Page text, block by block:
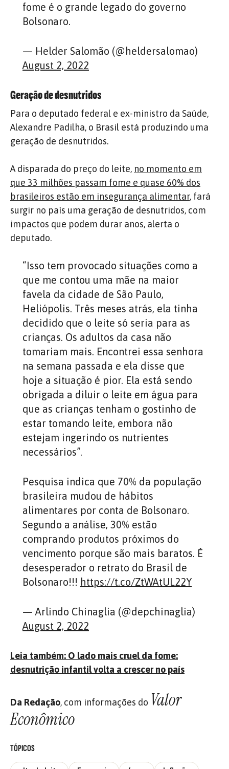
fome é o grande legado do governo
Bolsonaro.
— Helder Salomão (@heldersalomao)
August 2, 2022
Geração de desnutridos
Para o deputado federal e ex-ministro da Saúde,
Alexandre Padilha, o Brasil está produzindo uma
geração de desnutridos.
A disparada do preço do leite, no momento em
que 33 milhões passam fome e quase 60% dos
brasileiros estão em insegurança alimentar, fará
surgir no país uma geração de desnutridos, com
impactos que podem durar anos, alerta o
deputado.
“Isso tem provocado situações como a
que me contou uma mãe na maior
favela da cidade de São Paulo,
Heliópolis. Três meses atrás, ela tinha
decidido que o leite só seria para as
crianças. Os adultos da casa não
tomariam mais. Encontrei essa senhora
na semana passada e ela disse que
hoje a situação é pior. Ela está sendo
obrigada a diluir o leite em água para
que as crianças tenham o gostinho de
estar tomando leite, embora não
estejam ingerindo os nutrientes
necessários”.
Pesquisa indica que 70% da população
brasileira mudou de hábitos
alimentares por conta de Bolsonaro.
Segundo a análise, 30% estão
comprando produtos próximos do
vencimento porque são mais baratos. É
desesperador o retrato do Brasil de
Bolsonaro!!! https://t.co/ZtWAtUL22Y
— Arlindo Chinaglia (@depchinaglia)
August 2, 2022
Leia também: O lado mais cruel da fome:
desnutrição infantil volta a crescer no país
Da Redação, com informações do Valor
Econômico
TÓPICOS